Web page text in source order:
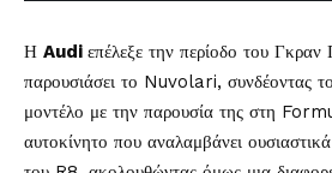
Η Audi επέλεξε την περίοδο του
παρουσιάσει το Nuvolari, συνδέοντας
μοντέλο με την παρουσία της στη
αυτοκίνητο που αναλαμβάνει